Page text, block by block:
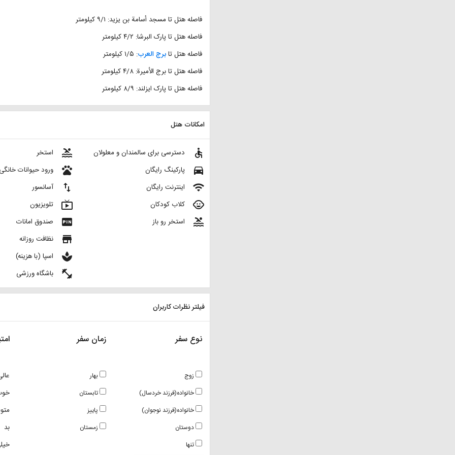
فاصله هتل تا مسجد أسامة بن یزید: ۹/۱ کیلومتر
فاصله هتل تا پارک البرشا: ۴/۲ کیلومتر
فاصله هتل تابرج العرب: ۱/۵ کیلومتر
فاصله هتل تا برج الأمیرة: ۴/٨ كیلومتر
فاصله هتل تا پارک ایزلند: ۸/۹ کیلومتر
امکانات هتل
pool استخر
pets ورود حیوانات
import_export آسانسور
live_tv تلویزیون
fiber_pin صندوق امانات
store نظافت روزانه
spa اسپا (با هزینه)
fitness_center باشگاه ورزشی
accessible دسترسی برای سالمندان و معلولان
directions_car پارکینگ رایگان
wifi اینترنت رایگان
child_care کلاب کودکان
pool استخر رو باز
فیلتر نظرات کاربران
بد
زمان سفر
بهار
تابستان
پاییز
زمستان
نوع سفر
زوج
خانواده(فرزند خردسال)
خانواده(فرزند نوجوان)
دوستان
تنها